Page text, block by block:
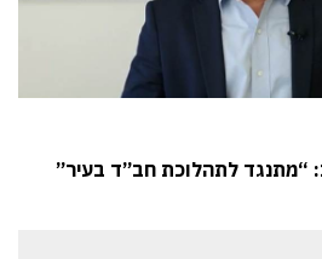
“מתנגד לתהלוכת חב”ד בעיר”